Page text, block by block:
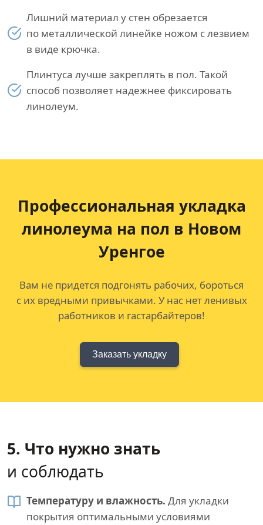
Лишний материал у стен обрезается
по металлической линейке ножом с лезвием
в виде крючка.
Плинтуса лучше закреплять в пол. Такой
способ позволяет надежнее фиксировать
линолеум.
Профессиональная укладка
линолеума на пол в Новом
Уренгое
Вам не придется подгонять рабочих, бороться
с их вредными привычками. У нас нет ленивых
работников и гастарбайтеров!
Заказать укладку
5. Что нужно знать
и соблюдать
Температуру и влажность. Для укладки
покрытия оптимальными условиями